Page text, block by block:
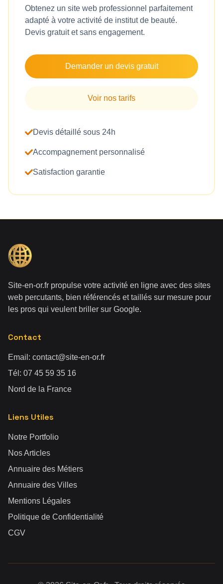
Obtenez un site web professionnel parfaitement
adapté à votre activité de institut de beauté.
Devis gratuit et sans engagement.
Demander un devis gratuit
Voir nos tarifs
Devis détaillé sous 24h
Accompagnement personnalisé
Satisfaction garantie
Site-en-or.fr propulse votre activité en ligne avec des sites
web percutants, bien référencés et taillés sur mesure pour
les pros qui veulent briller sur Google.
Contact
Email: contact@site-en-or.fr
Tél: 07 45 59 35 16
Nord de la France
Liens Utiles
Notre Portfolio
Nos Articles
Annuaire des Métiers
Annuaire des Villes
Mentions Légales
Politique de Confidentialité
CGV